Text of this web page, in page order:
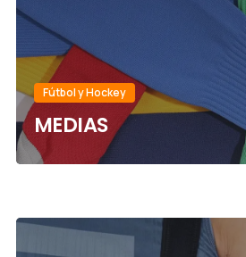
Fútbol y Hockey
MEDIAS